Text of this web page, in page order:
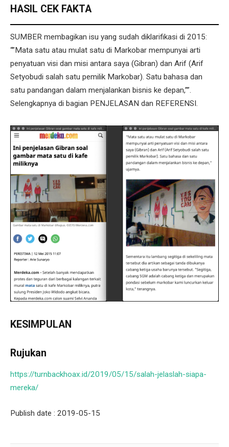
HASIL CEK FAKTA
SUMBER membagikan isu yang sudah diklarifikasi di 2015:
“”Mata satu atau mulat satu di Markobar mempunyai arti
penyatuan visi dan misi antara saya (Gibran) dan Arif (Arif
Setyobudi salah satu pemilik Markobar). Satu bahasa dan
satu pandangan dalam menjalankan bisnis ke depan,””.
Selengkapnya di bagian PENJELASAN dan REFERENSI.
KESIMPULAN
Rujukan
https://turnbackhoax.id/2019/05/15/salah-jelaslah-siapa-
mereka/
Publish date : 2019-05-15